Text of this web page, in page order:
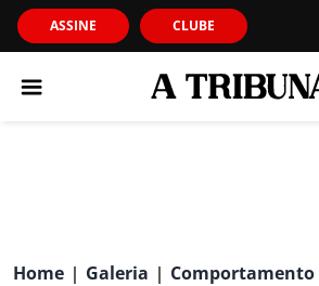
ASSINE CLUBE
Home | Galeria | Comportamento